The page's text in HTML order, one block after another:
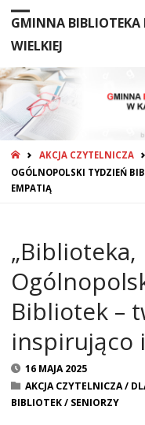
GMINNA
WIELKIEJ
STRONA
GŁÓWNA
AKCJA CZYTELNICZA
OGÓLNOPOLSKI TYDZIEŃ
EMPATIĄ
„Biblioteka,
Bibliotek –
inspirująco
16 MAJA 2025
AKCJA CZYTELNICZA/
BIBLIOTEK/ SENIORZY